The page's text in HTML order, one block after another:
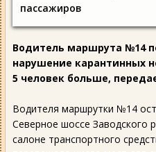
пассажиров
Водитель маршрута №14
нарушение карантинных
5 человек больше,
Водителя маршрутки №14
Северное шоссе Заводского
салоне транспортного